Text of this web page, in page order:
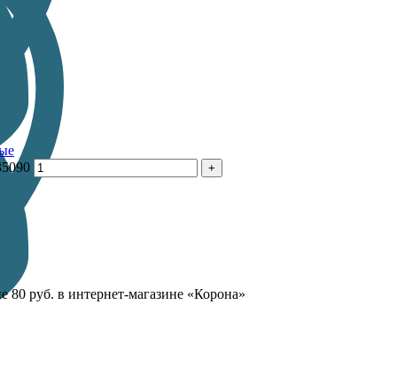
80 руб. в интернет-магазине «Корона»